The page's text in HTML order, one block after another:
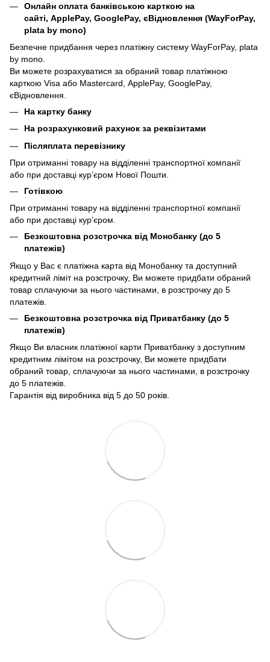
Онлайн оплата банківською карткою на
сайті, ApplePay, GooglePay, єВідновлення (WayForPay,
plata by mono)
Безпечне придбання через платіжну систему WayForPay, plata
by mono.
Ви можете розрахуватися за обраний товар платіжною
карткою Visa або Mastercard, ApplePay, GooglePay,
єВідновлення.
На картку банку
На розрахунковий рахунок за реквізитами
Післяплата перевізнику
При отриманні товару на відділенні транспортної компанії
або при доставці кур’єром Нової Пошти.
Готівкою
При отриманні товару на відділенні транспортної компанії
або при доставці кур’єром.
Безкоштовна розстрочка від Монобанку (до 5
платежів)
Якщо у Вас є платіжна карта від Монобанку та доступний
кредитний ліміт на розстрочку, Ви можете придбати обраний
товар сплачуючи за нього частинами, в розстрочку до 5
платежів.
Безкоштовна розстрочка від Приватбанку (до 5
платежів)
Якщо Ви власник платіжної карти Приватбанку з доступним
кредитним лімітом на розстрочку, Ви можете придбати
обраний товар, сплачуючи за нього частинами, в розстрочку
до 5 платежів.
Гарантія від виробника від 5 до 50 років.